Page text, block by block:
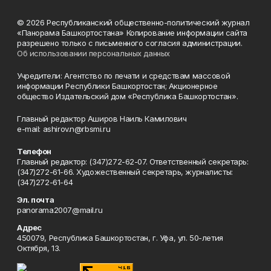
© 2026 Республиканский общественно-политический журнал
«Панорама Башкортостана» Копирование информации сайта
разрешено только с письменного согласия администрации.
Об использовании персональных данных
Учредители: Агентство по печати и средствам массовой
информации Республики Башкортостан; Акционерное
общество Издательский дом «Республика Башкортостан».
Главный редактор Аширов Наиль Камилович
e-mail: ashirov.n@rbsmi.ru
Телефон
Главный редактор: (347)272-62-07. Ответственный секретарь:
(347)272-61-66. Художественный секретарь, журналисты:
(347)272-61-64
Эл. почта
panorama2007@mail.ru
Адрес
450079, Республика Башкортостан, г. Уфа, ул. 50-летия
Октября, 13.